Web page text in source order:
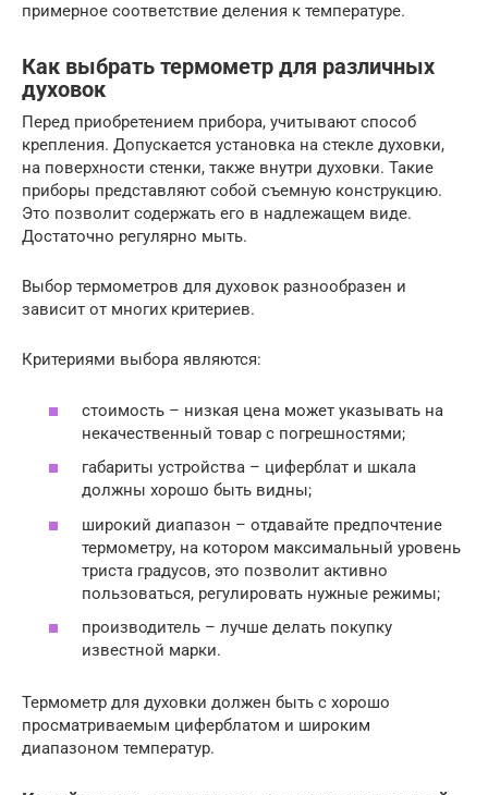
примерное соответствие деления к температуре.
Как выбрать термометр для различных
духовок
Перед приобретением прибора, учитывают способ
крепления. Допускается установка на стекле духовки,
на поверхности стенки, также внутри духовки. Такие
приборы представляют собой съемную конструкцию.
Это позволит содержать его в надлежащем виде.
Достаточно регулярно мыть.
Выбор термометров для духовок разнообразен и
зависит от многих критериев.
Критериями выбора являются:
стоимость – низкая цена может указывать на
некачественный товар с погрешностями;
габариты устройства – циферблат и шкала
должны хорошо быть видны;
широкий диапазон – отдавайте предпочтение
термометру, на котором максимальный уровень
триста градусов, это позволит активно
пользоваться, регулировать нужные режимы;
производитель – лучше делать покупку
известной марки.
Термометр для духовки должен быть с хорошо
просматриваемым циферблатом и широким
диапазоном температур.